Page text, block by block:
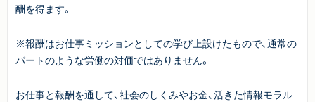
酬を得ます。
※報酬はお仕事ミッションとしての学び上設けたもので、通常の
パートのような労働の対価ではありません。
お仕事と報酬を通して、社会のしくみやお金、活きた情報モラル